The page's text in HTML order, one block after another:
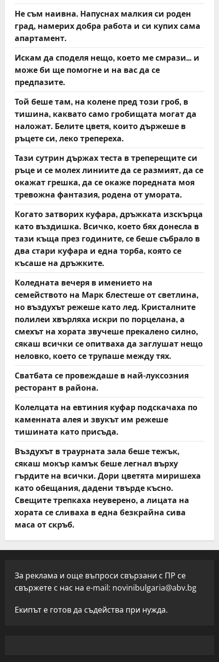
Не съм наивна. Напуснах малкия си роден
град, намерих добра работа и си купих сама
апартамент.
Искам да споделя нещо, което ме смрази… и
може би ще помогне и на вас да се
предпазите.
Той беше там, на колене пред този гроб, в
тишина, каквато само гробищата могат да
наложат. Белите цветя, които държеше в
ръцете си, леко трепереха.
Тази сутрин държах теста в треперещите си
ръце и се молех линиите да се размият, да се
окажат грешка, да се окаже поредната моя
тревожна фантазия, родена от умората.
Когато затворих куфара, дръжката изскърца
като въздишка. Всичко, което бях донесла в
тази къща през годините, се беше събрало в
два стари куфара и една торба, която се
късаше на дръжките.
Коледната вечеря в имението на
семейството на Марк блестеше от светлина,
но въздухът режеше като лед. Кристалните
полилеи хвърляха искри по порцелана, а
смехът на хората звучеше прекалено силно,
сякаш всички се опитваха да заглушат нещо
неловко, което се трупаше между тях.
Сватбата се провеждаше в най-луксозния
ресторант в района.
Колелцата на евтиния куфар подскачаха по
каменната алея и звукът им режеше
тишината като присъда.
Въздухът в траурната зала беше тежък,
сякаш мокър камък беше легнал върху
гърдите на всички. Дори цветята миришеха
като обещания, дадени твърде късно.
Свещите трепкаха неуверено, а лицата на
хората се сливаха в една безкрайна сива
маса от скръб.
За реклама и още въпроси свързани с ПР се
свържете с нас на e-mail: novinibulgaria@abv.bg
Екипът е готов да съдейства при нужда.